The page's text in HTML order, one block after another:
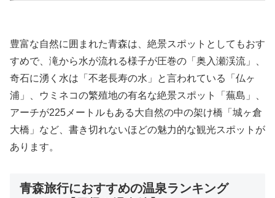
豊富な自然に囲まれた青森は、絶景スポットとしてもおす
すめで、滝から水が流れる様子が圧巻の「奥入瀬渓流」、
奇石に湧く水は「不老長寿の水」と言われている「仏ヶ
浦」、ウミネコの繁殖地の有名な絶景スポット「蕪島」、
アーチが225メートルもある大自然の中の架け橋「城ヶ倉
大橋」など、書き切れないほどの魅力的な観光スポットが
あります。
青森旅行におすすめの温泉ランキング